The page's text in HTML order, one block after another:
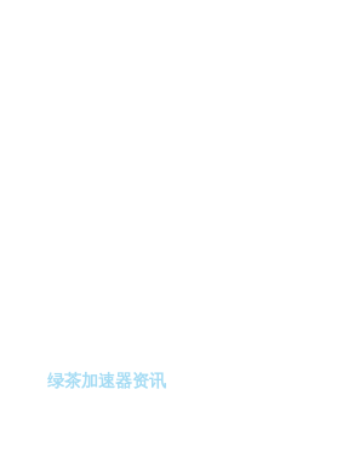
绿茶加速器资讯